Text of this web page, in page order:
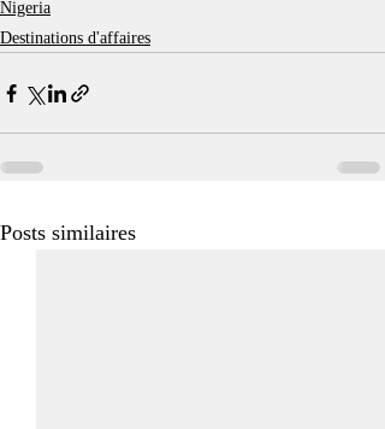
Nigeria
Destinations d'affaires
Posts similaires